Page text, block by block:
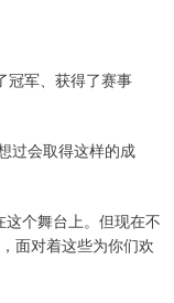
冠军、获得了赛事
过会取得这样的成
个舞台上。但现在不
面对着这些为你们欢